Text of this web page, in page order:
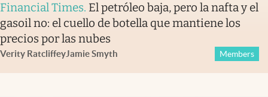
Financial Times. El petróleo baja, pero la nafta y el
gasoil no: el cuello de botella que mantiene los
precios por las nubes
Verity RatcliffeyJamie Smyth Members